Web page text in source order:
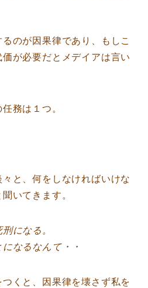
のが因果律であり、もしこ
が必要だとメデイアは言い
務は１つ。
と、何をしなければいけな
いてきます。
になる。
なるなんて・・
くと、因果律を壊さず私を